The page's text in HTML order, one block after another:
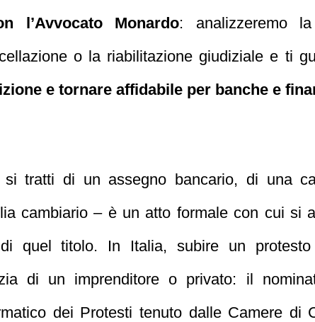
l’Avvocato Monardo: analizzeremo
o la riabilitazione giudiziale e ti
e tornare affidabile per banche e
tratti di un assegno bancario, di una
cambiario – è un atto formale con cui si
quel titolo. In Italia, subire un protesto
di un imprenditore o privato: il
dei Protesti tenuto dalle Camere di